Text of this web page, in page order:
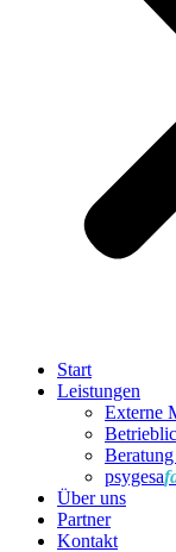
Start
Leistungen
Externe
psygesa
Über uns
Partner
Kontakt